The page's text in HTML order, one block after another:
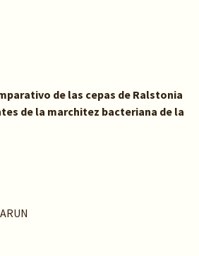
de las cepas de Ralstonia
de la marchitez bacteriana de la